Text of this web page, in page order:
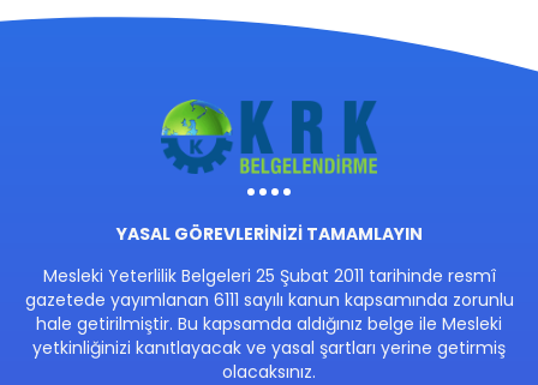
YASAL GÖREVLERİNİZİ TAMAMLAYIN
Mesleki Yeterlilik Belgeleri 25 Şubat 2011 tarihinde resmî
gazetede yayımlanan 6111 sayılı kanun kapsamında zorunlu
hale getirilmiştir. Bu kapsamda aldığınız belge ile Mesleki
yetkinliğinizi kanıtlayacak ve yasal şartları yerine getirmiş
olacaksınız.